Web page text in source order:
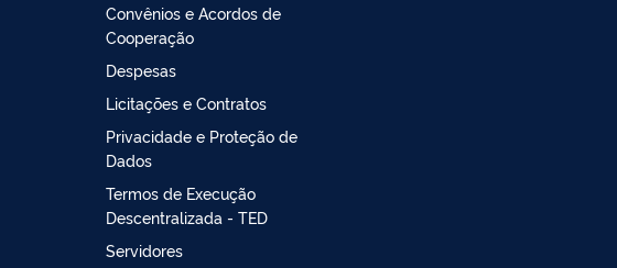
Convênios e Acordos de
Cooperação
Despesas
Licitações e Contratos
Privacidade e Proteção de
Dados
Termos de Execução
Descentralizada - TED
Servidores